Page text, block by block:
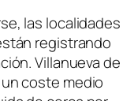
las localidades
registrando
Villanueva de
coste medio